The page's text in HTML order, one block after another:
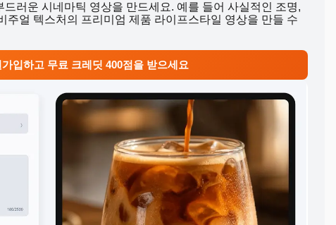
러운 시네마틱 영상을 만드세요. 예를 들어 사실적인 조명,
주얼 텍스처의 프리미엄 제품 라이프스타일 영상을 만들 수
가입하고 무료 크레딧 400점을 받으세요